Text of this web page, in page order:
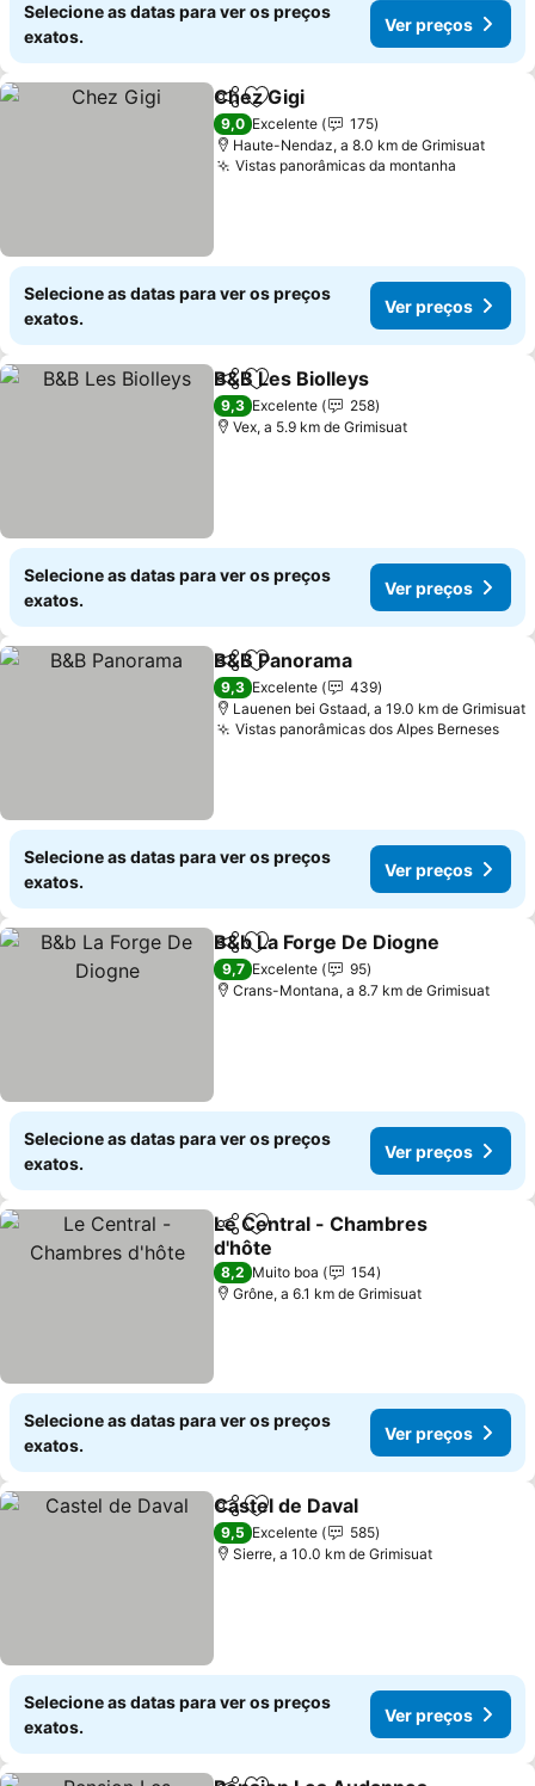
Selecione as datas para ver os preços
exatos.
Ver preços
PartilharAdicionar aos favoritos
Chez Gigi
9,0 Excelente
175
Haute-Nendaz, a 8.0 km de Grimisuat
Vistas panorâmicas da montanha
Selecione as datas para ver os preços
exatos.
Ver preços
PartilharAdicionar aos favoritos
B&B Les Biolleys
9,3 Excelente
258
Vex, a 5.9 km de Grimisuat
Selecione as datas para ver os preços
exatos.
Ver preços
PartilharAdicionar aos favoritos
B&B Panorama
9,3 Excelente
439
Lauenen bei Gstaad, a 19.0 km de Grimisuat
Vistas panorâmicas dos Alpes BernesesVer
Selecione as datas para ver os preços
exatos.
Ver preços
PartilharAdicionar aos favoritos
B&b La Forge De Diogne
9,7 Excelente
95
Crans-Montana, a 8.7 km de Grimisuat
Selecione as datas para ver os preços
exatos.
Ver preços
PartilharAdicionar aos favoritos
Le Central - Chambres
d'hôte
Ver preços
8,2 Muito boa
154
Grône, a 6.1 km de Grimisuat
Selecione as datas para ver os preços
exatos.
Ver preços
PartilharAdicionar aos favoritos
Castel de Daval
9,5 Excelente
585
Sierre, a 10.0 km de Grimisuat
Selecione as datas para ver os preços
exatos.
Ver preços